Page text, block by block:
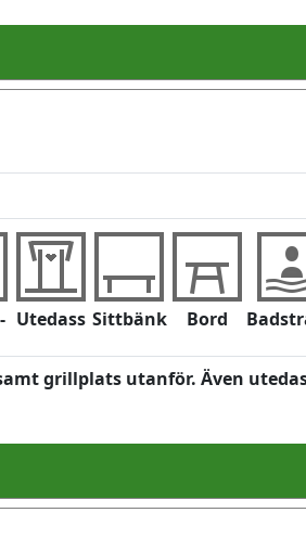
Utedass Sittbänk Bord
grillplats utanför. Även